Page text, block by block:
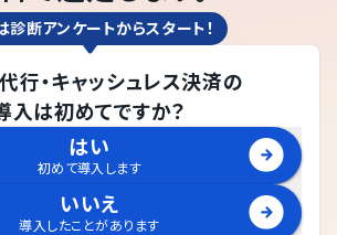
診断アンケートからスタート！
行・キャッシュレス決済の
入は初めてですか？
はい
初めて導入します
いいえ
導入したことがあります